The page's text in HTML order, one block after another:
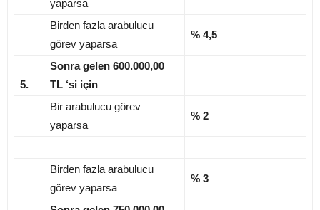
yaparsa
Birden fazla arabulucu
görev yaparsa
% 4,5
5.
Sonra gelen 600.000,00
TL ‘si için
Bir arabulucu görev
yaparsa
% 2
Birden fazla arabulucu
görev yaparsa
% 3